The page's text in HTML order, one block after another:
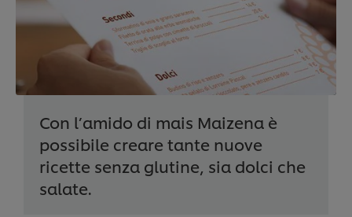
Con l’amido di mais Maizena è
possibile creare tante nuove
ricette senza glutine, sia dolci che
salate.